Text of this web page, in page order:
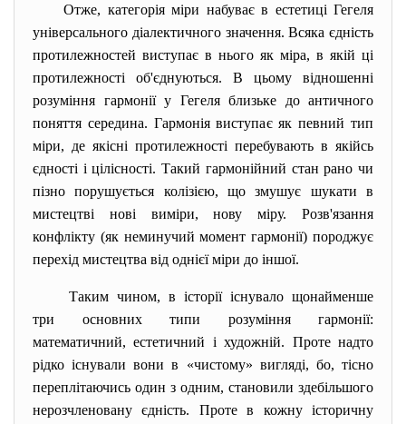
Отже, категорія міри набуває в естетиці Гегеля
універсального діалектичного значення. Всяка єдність
протилежностей виступає в нього як міра, в якій ці
протилежності об'єднуються. В цьому відношенні
розуміння гармонії у Гегеля близьке до античного
поняття середина. Гармонія виступає як певний тип
міри, де якісні протилежності перебувають в якійсь
єдності і цілісності. Такий гармонійний стан рано чи
пізно порушується колізією, що змушує шукати в
мистецтві нові виміри, нову міру. Розв'язання
конфлікту (як неминучий момент гармонії) породжує
перехід мистецтва від однієї міри до іншої.
Таким чином, в історії існувало щонайменше
три основних типи розуміння гармонії:
математичний, естетичний і художній. Проте надто
рідко існували вони в «чистому» вигляді, бо, тісно
переплітаючись один з одним, становили здебільшого
нерозчленовану єдність. Проте в кожну історичну